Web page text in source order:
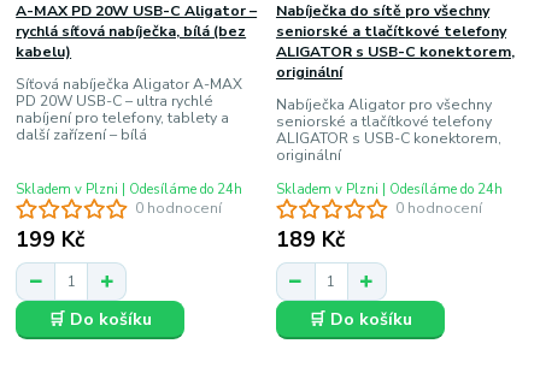
0 hodnocení
A-MAX PD 20W USB-C Aligator –
rychlá síťová nabíječka, bílá (bez
kabelu)
Síťová nabíječka Aligator A-MAX
PD 20W USB-C – ultra rychlé
nabíjení pro telefony, tablety a
další zařízení – bílá
199 Kč
Skladem v Plzni | Odesíláme do 24h
🛒 Do košíku
0 hodnocení
Nabíječka do sítě pro všechny
seniorské a tlačítkové telefony
ALIGATOR s USB-C konektorem,
originální
Nabíječka Aligator pro všechny
seniorské a tlačítkové telefony
ALIGATOR s USB-C konektorem,
originální
189 Kč
Skladem v Plzni | Odesíláme do 24h
🛒 Do košíku